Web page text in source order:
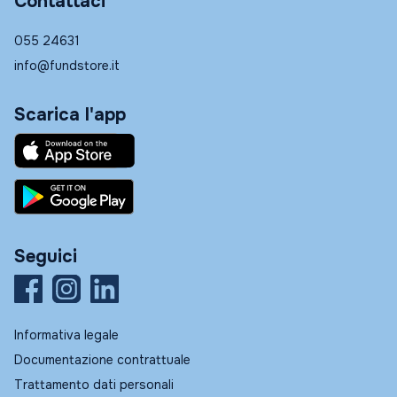
055 24631
info@fundstore.it
Scarica l'app
Seguici
Informativa legale
Documentazione contrattuale
Trattamento dati personali